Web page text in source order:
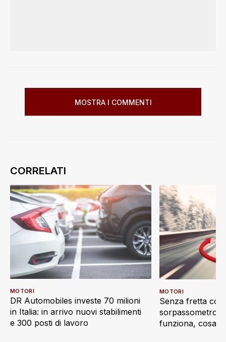
MOSTRA I COMMENTI
DR Automobiles investe 70 milioni
in Italia: in arrivo nuovi stabilimenti
e 300 posti di lavoro
MOTORI
Senza fretta con
sorpassometro:
funziona, cosa
MOTORI